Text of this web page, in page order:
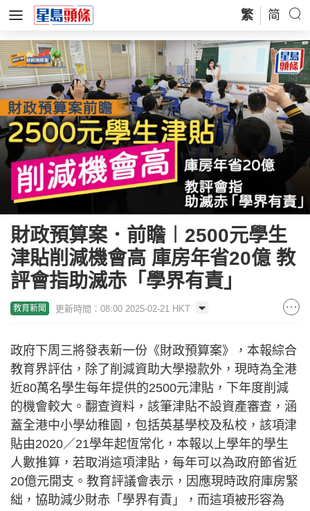
繁 简
財政預算案．前瞻︱2500元學生
津貼削減機會高 庫房年省20億 教
評會指助滅赤「學界有責」
教育新聞 更新時間：08:00 2025-02-21 HKT
政府下周三將發表新一份《財政預算案》，本報綜合
教育界評估，除了削減資助大學撥款外，現時為全港
近80萬名學生每年提供的2500元津貼，下年度削減
的機會較大。翻查資料，該筆津貼不設資產審查，涵
蓋全港中小學幼稚園，包括英基學校及私校，該項津
貼由2020／21學年起恆常化，本報以上學年的學生
人數推算，若取消這項津貼，每年可以為政府節省近
20億元開支。教育評議會表示，因應現時政府庫房緊
絀，協助減少財赤「學界有責」，而這項被形容為